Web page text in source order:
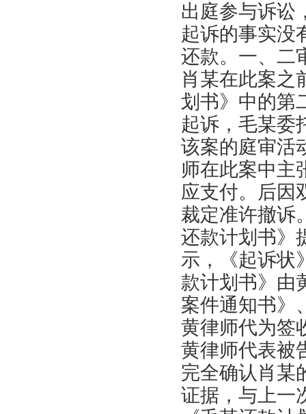
出庭参与诉讼
起诉的事实没
还款。一、二
肖某在此案之
划书》中的第
起诉，毛某委
该案的庭审活
师在此案中主
应支付。后因
裁定准许撤诉
还款计划书》
示，《起诉状
款计划书》由
案件通知书》
黄律师代为签
黄律师代表被
完全确认肖某
证据，与上一